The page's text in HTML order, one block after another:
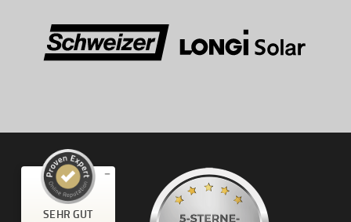
SEHR GUT
Kundenbewertungen und Erfahrungen zu